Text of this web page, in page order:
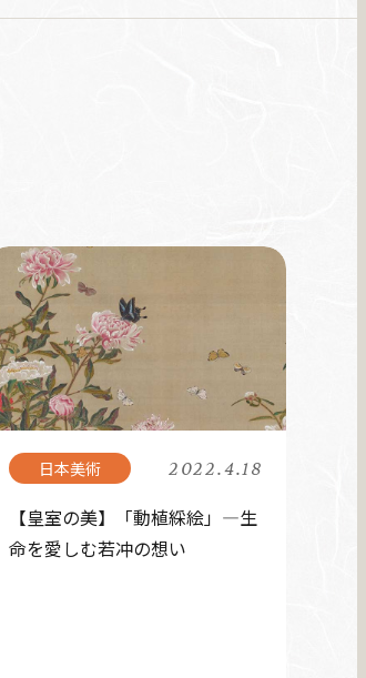
2022.4.18
【皇室の美】「動植綵絵」―生
命を愛しむ若冲の想い